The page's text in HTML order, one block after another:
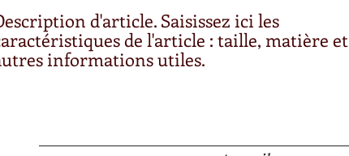
d'article. Saisissez ici les
de l'article : taille, matière et
informations utiles.